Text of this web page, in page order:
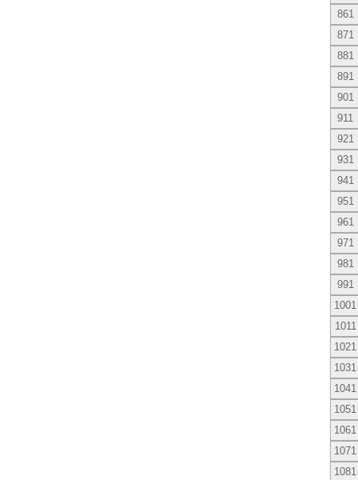
861
871
881
891
901
911
921
931
941
951
961
971
981
991
1001
1011
1021
1031
1041
1051
1061
1071
1081